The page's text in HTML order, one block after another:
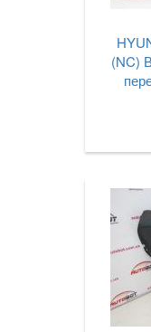
(NC)